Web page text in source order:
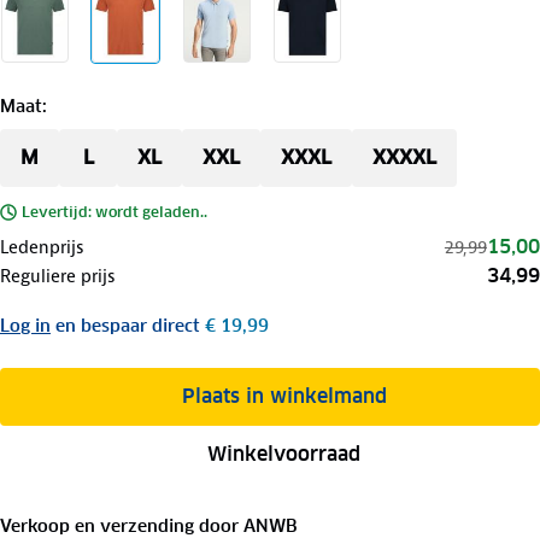
Maat:
M L XL XXL XXXL XXXXL
Levertijd: wordt geladen..
Ledenprijs 29,9915,00
Reguliere prijs 34,99
Log in en bespaar direct € 19,99
Plaats in winkelmand
Winkelvoorraad
Verkoop en verzending door ANWB